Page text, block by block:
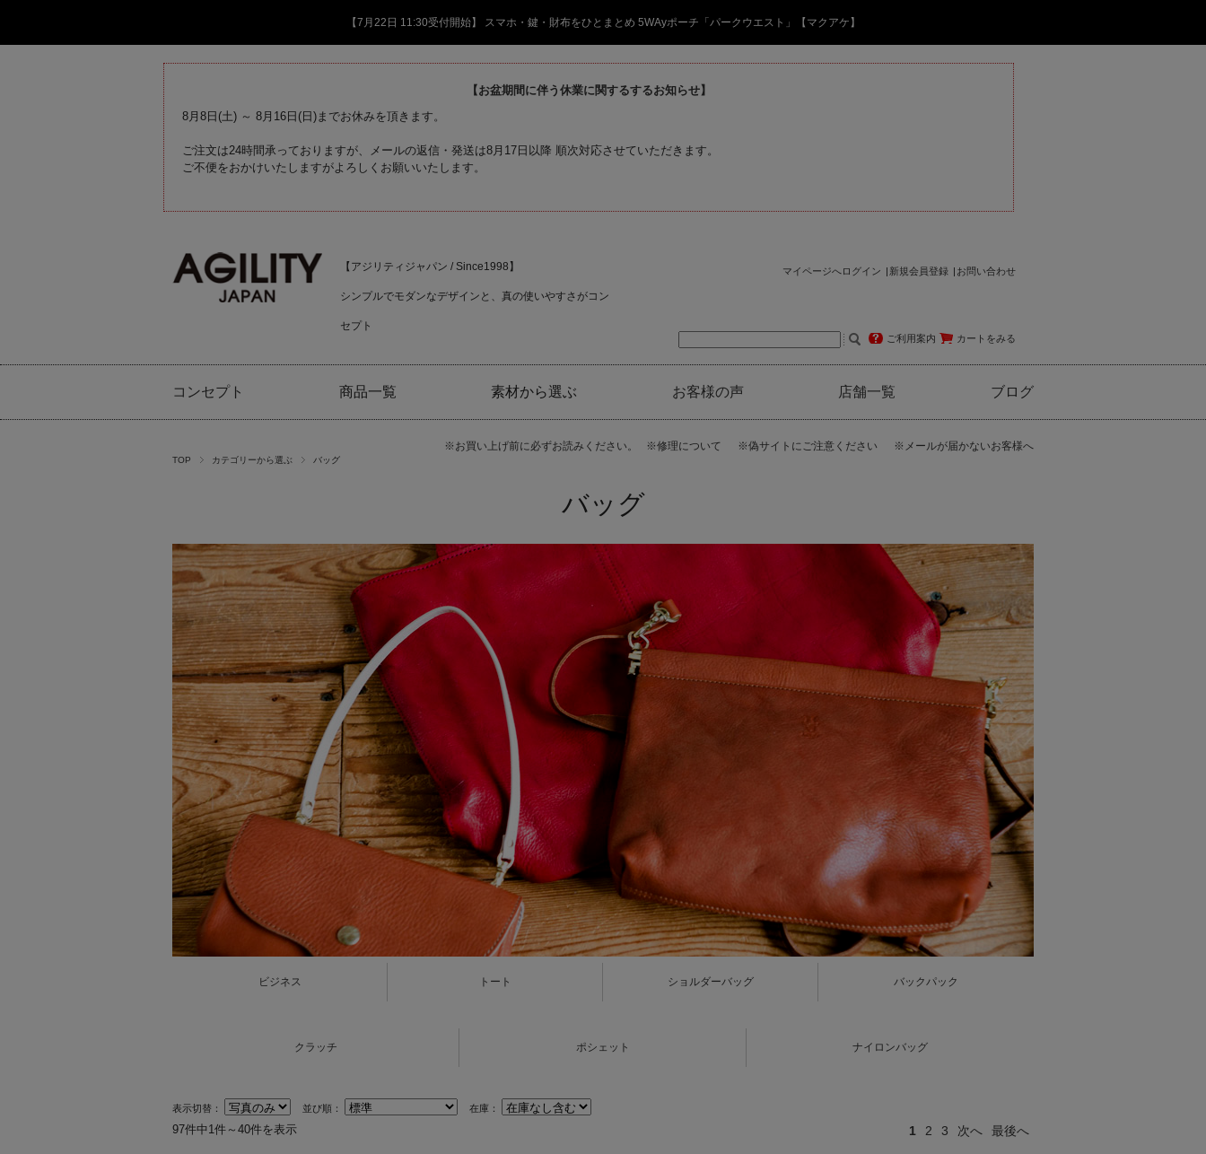
【7月22日 11:30受付開始】 スマホ・鍵・財布をひとまとめ 5WAyポーチ「パークウエスト」【マクアケ】
【お盆期間に伴う休業に関するするお知らせ】
8月8日(土) ～ 8月16日(日)までお休みを頂きます。
ご注文は24時間承っておりますが、メールの返信・発送は8月17日以降 順次対応させていただきます。
ご不便をおかけいたしますがよろしくお願いいたします。
【アジリティジャパン / Since1998】
シンプルでモダンなデザインと、真の使いやすさがコン
セプト
マイページへログイン 新規会員登録 お問い合わせ
ご利用案内 カートをみる
コンセプト 商品一覧 素材から選ぶ お客様の声 店舗一覧 ブログ
※お買い上げ前に必ずお読みください。 ※修理について ※偽サイトにご注意ください ※メールが届かないお客様へ
TOP カテゴリーから選ぶ バッグ
バッグ
ビジネス トート ショルダーバッグ バックパック
クラッチ ポシェット ナイロンバッグ
表示切替： 並び順： 在庫：
97件中1件～40件を表示 1 2 3 次へ 最後へ